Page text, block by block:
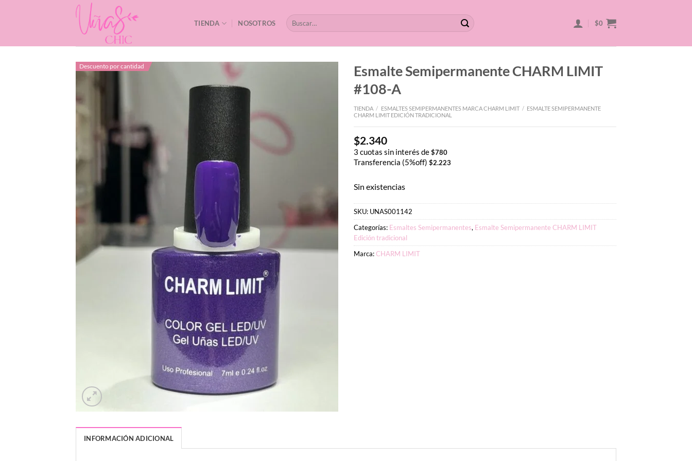
TIENDA NOSOTROS
Buscar
por:
$0
Descuento por cantidad
Esmalte Semipermanente CHARM LIMIT
#108-A
TIENDA / ESMALTES SEMIPERMANENTES MARCA CHARM LIMIT / ESMALTE SEMIPERMANENTE
CHARM LIMIT EDICIÓN TRADICIONAL
$2.340
3 cuotas sin interés de$780
Transferencia (5%off) $2.223
Sin existencias
SKU: UNAS001142
Categorías: Esmaltes Semipermanentes, Esmalte Semipermanente CHARM LIMIT
Edición tradicional
Marca:CHARM LIMIT
INFORMACIÓN ADICIONAL